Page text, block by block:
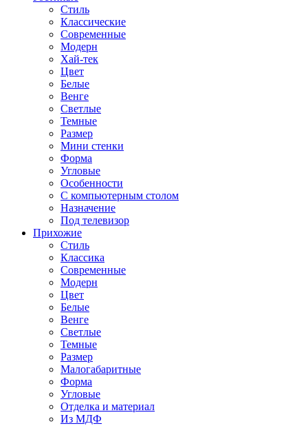
Стиль
Классические
Современные
Модерн
Хай-тек
Цвет
Белые
Венге
Светлые
Темные
Размер
Мини стенки
Форма
Угловые
Особенности
С компьютерным столом
Назначение
Под телевизор
Прихожие
Стиль
Классика
Современные
Модерн
Цвет
Белые
Венге
Светлые
Темные
Размер
Малогабаритные
Форма
Угловые
Отделка и материал
Из МДФ